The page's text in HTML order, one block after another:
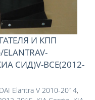
И КПП
СИД)V-ВСЕ(2012-
Elantra V 2010-2014,